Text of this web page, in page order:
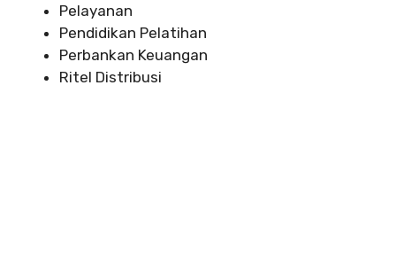
Pelayanan
Pendidikan Pelatihan
Perbankan Keuangan
Ritel Distribusi